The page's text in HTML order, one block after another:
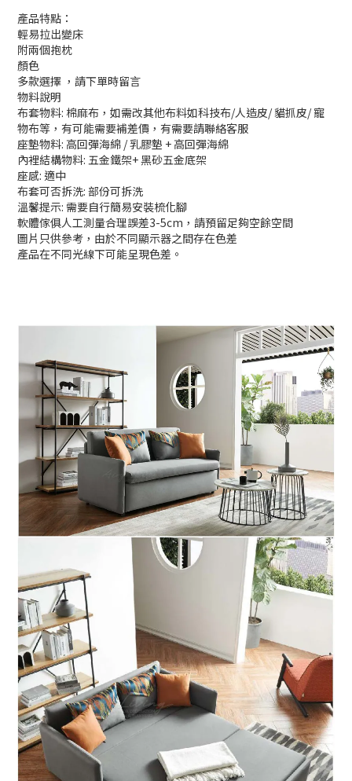
產品特點：
輕易拉出變床
附兩個抱枕
顏色
多款選擇 ，請下單時留言
物料說明
布套物料: 棉麻布，如需改其他布料如科技布/人造皮/ 貓抓皮/ 寵
物布等，有可能需要補差價，有需要請聯絡客服
座墊物料: 高回彈海綿 / 乳膠墊 + 高回彈海綿
內裡結構物料: 五金鐵架+ 黑砂五金底架
座感: 適中
布套可否拆洗: 部份可拆洗
溫馨提示: 需要自行簡易安裝梳化腳
軟體傢俱人工測量合理誤差3-5cm，請預留足夠空餘空間
圖片只供參考，由於不同顯示器之間存在色差
產品在不同光線下可能呈現色差。